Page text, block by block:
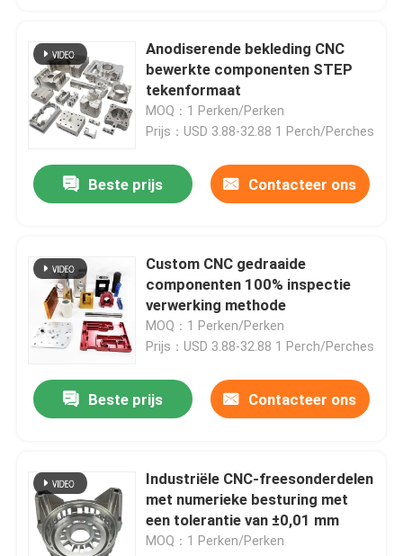
Anodiserende bekleding CNC
bewerkte componenten STEP
tekenformaat
MOQ：1 Perken/Perken
Prijs：USD 3.88-32.88 1 Perch/Perches
Beste prijs Contacteer ons
Custom CNC gedraaide
componenten 100% inspectie
verwerking methode
MOQ：1 Perken/Perken
Prijs：USD 3.88-32.88 1 Perch/Perches
Beste prijs Contacteer ons
Industriële CNC-freesonderdelen
met numerieke besturing met
een tolerantie van ±0,01 mm
MOQ：1 Perken/Perken